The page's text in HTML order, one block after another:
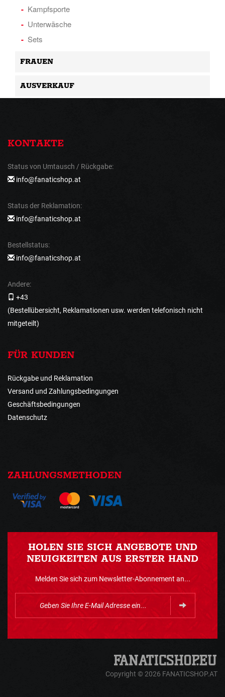
Kampfsporte
Unterwäsche
Sets
FRAUEN
AUSVERKAUF
KONTAKTE
Status von Umtausch / Rückgabe:
info@fanaticshop.at
Status der Reklamation:
info@fanaticshop.at
Bestellstatus:
info@fanaticshop.at
Andere:
+43
(Bestellübersicht, Reklamationen usw. werden telefonisch nicht
mitgeteilt)
FÜR KUNDEN
Rückgabe und Reklamation
Versand und Zahlungsbedingungen
Geschäftsbedingungen
Datenschutz
ZAHLUNGSMETHODEN
HOLEN SIE SICH ANGEBOTE UND
NEUIGKEITEN AUS ERSTER HAND
Melden Sie sich zum Newsletter-Abonnement an...
Copyright © 2026 FANATICSHOP.AT